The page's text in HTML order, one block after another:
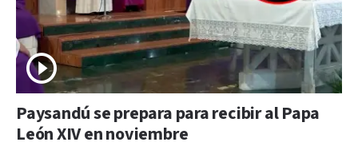
Paysandú se prepara para recibir al Papa
León XIV en noviembre